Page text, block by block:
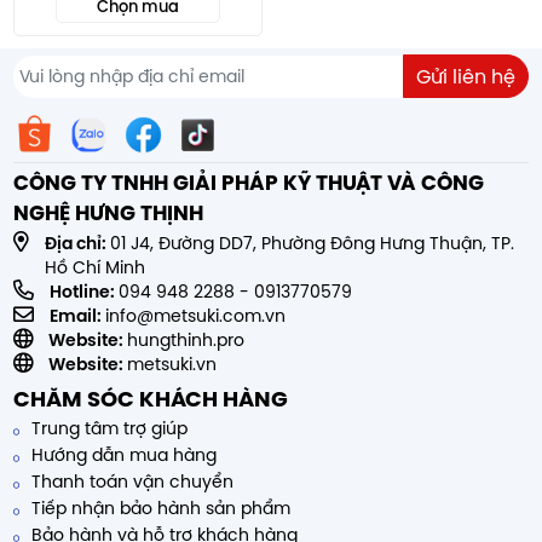
Chọn mua
CÔNG TY TNHH GIẢI PHÁP KỸ THUẬT VÀ CÔNG
NGHỆ HƯNG THỊNH
Địa chỉ: 01 J4, Đường DD7, Phường Đông Hưng Thuận, TP.
Hồ Chí Minh
Hotline: 094 948 2288 - 0913770579
Email: info@metsuki.com.vn
Website: hungthinh.pro
Website: metsuki.vn
CHĂM SÓC KHÁCH HÀNG
Trung tâm trợ giúp
Hướng dẫn mua hàng
Thanh toán vận chuyển
Tiếp nhận bảo hành sản phẩm
Bảo hành và hỗ trợ khách hàng